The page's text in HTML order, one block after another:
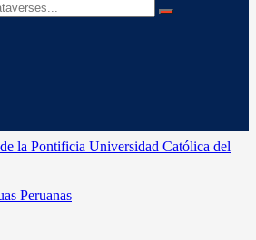
la Pontificia Universidad Católica del
Peruanas